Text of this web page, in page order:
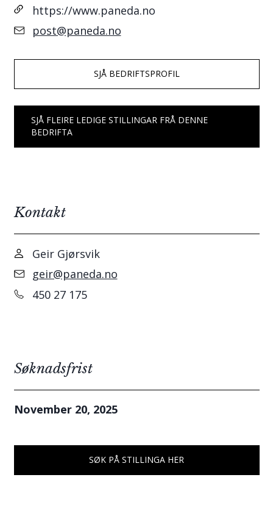
https://www.paneda.no
post@paneda.no
SJÅ BEDRIFTSPROFIL
SJÅ FLEIRE LEDIGE STILLINGAR FRÅ DENNE
BEDRIFTA
Kontakt
Geir Gjørsvik
geir@paneda.no
450 27 175
Søknadsfrist
November 20, 2025
SØK PÅ STILLINGA HER